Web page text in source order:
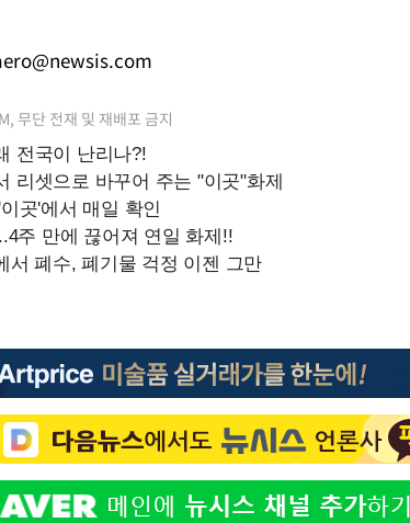
무단 전재 및 재배포 금지